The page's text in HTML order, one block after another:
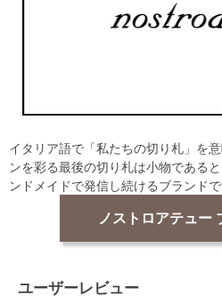
イタリア語で「私たちの切り札」を
ンを彩る最後の切り札は小物である
ンドメイドで発信し続けるブランドで
ノストロアテュー
ユーザーレビュー